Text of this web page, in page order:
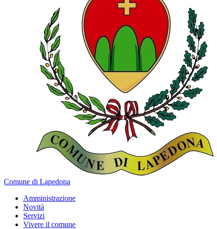
Comune di Lapedona
Amministrazione
Novità
Servizi
Vivere il comune